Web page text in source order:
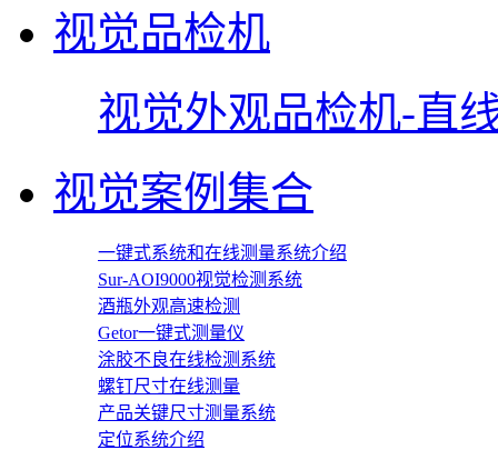
视觉品检机
视觉外观品检机-直
视觉案例集合
一键式系统和在线测量系统介绍
Sur-AOI9000视觉检测系统
酒瓶外观高速检测
Getor一键式测量仪
涂胶不良在线检测系统
螺钉尺寸在线测量
产品关键尺寸测量系统
定位系统介绍